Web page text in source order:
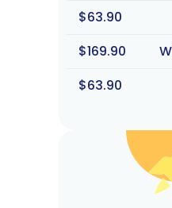
$63.90
$169.90
$63.90